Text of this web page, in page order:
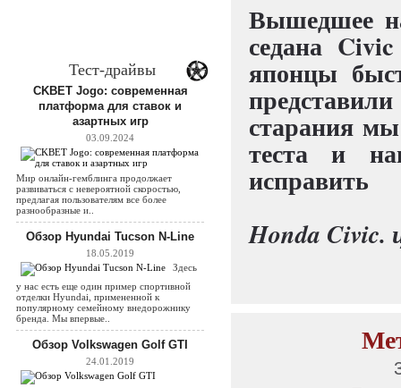
Тест-драйвы
CKBET Jogo: современная
платформа для ставок и
азартных игр
03.09.2024
Мир онлайн-гемблинга продолжает
развиваться с невероятной скоростью,
предлагая пользователям все более
разнообразные и..
Обзор Hyundai Tucson N-Line
18.05.2019
Здесь
у нас есть еще один пример спортивной
отделки Hyundai, примененной к
популярному семейному внедорожнику
бренда. Мы впервые..
Обзор Volkswagen Golf GTI
24.01.2019
Вышедшее
седана
японцы
старания
теста и
исправить
Honda Civic.